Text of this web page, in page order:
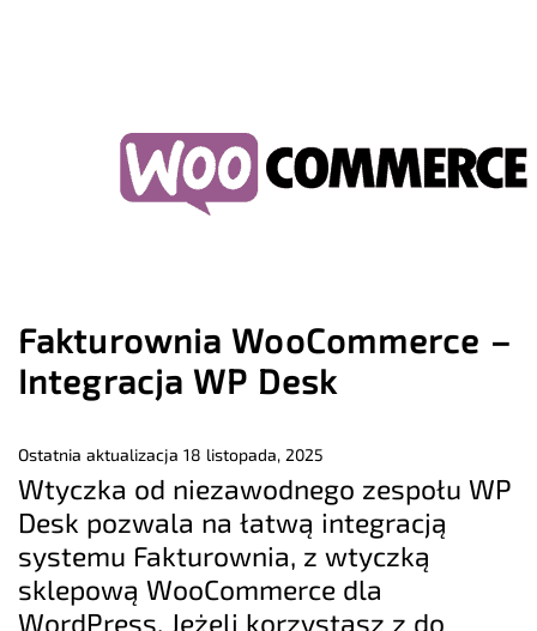
Fakturownia WooCommerce –
Integracja WP Desk
Ostatnia aktualizacja18 listopada, 2025
Wtyczka od niezawodnego zespołu WP
Desk pozwala na łatwą integracją
systemu Fakturownia, z wtyczką
sklepową WooCommerce dla
WordPress. Jeżeli korzystasz z do